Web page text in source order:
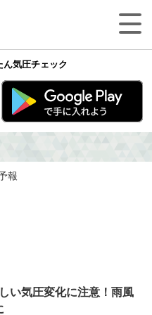
ん気圧チェック
報
い気圧変化に注意！雨風